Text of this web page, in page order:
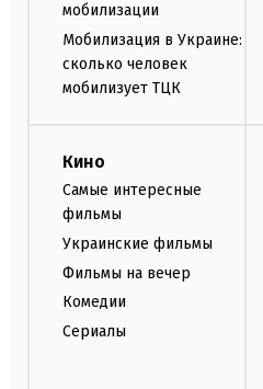
мобилизации
Мобилизация в Украине:
сколько человек
мобилизует ТЦК
Кино
Самые интересные
фильмы
Украинские фильмы
Фильмы на вечер
Комедии
Сериалы